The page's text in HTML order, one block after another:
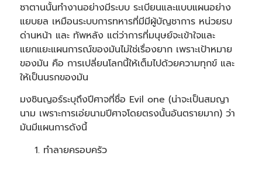
ซาตานนั้นทำงานอย่างมีระบบ ระเบียนและแบบแผนอย่าง
แยบยล เหมือนระบบการทหารที่มีมีผู้บัญชาการ หน่วยรบ
ด่านหน้า และ ทัพหลัง แต่ว่าการที่มนุษย์จะเข้าใจและ
แยกแยะแผนการณ์ของมันไม่ใช่เรื่องยาก เพราะเป้าหมาย
ของมัน คือ การเปลี่ยนโลกนี้ให้เต็มไปด้วยความทุกข์ และ
ให้เป็นนรกของมัน
มงซินญอร์ระบุถึงปีศาจที่ชื่อ Evil one (น่าจะเป็นสมญา
นาม เพราะการเอ่ยนามปีศาจโดยตรงนั้นอันตรายมาก) ว่า
มันมีแผนการดังนี้
ทำลายครอบครัว